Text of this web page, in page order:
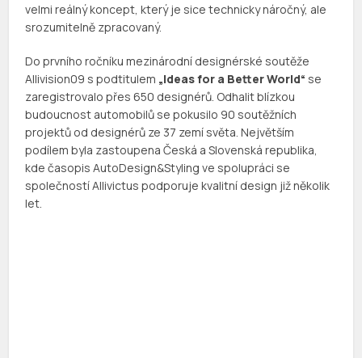
velmi reálný koncept, který je sice technicky náročný, ale
srozumitelně zpracovaný.
Do prvního ročníku mezinárodní designérské soutěže
Allivision09 s podtitulem „Ideas for a Better World“ se
zaregistrovalo přes 650 designérů. Odhalit blízkou
budoucnost automobilů se pokusilo 90 soutěžních
projektů od designérů ze 37 zemí světa. Největším
podílem byla zastoupena Česká a Slovenská republika,
kde časopis AutoDesign&Styling ve spolupráci se
společností Allivictus podporuje kvalitní design již několik
let.